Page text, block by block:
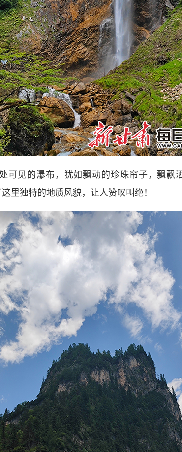
见的瀑布，犹如飘动的珍珠帘子，飘飘
独特的地质风貌，让人赞叹叫绝！